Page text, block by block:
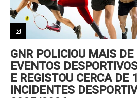
GNR POLICIOU MAIS
EVENTOS
E REGISTOU CERCA DE
INCIDENTES